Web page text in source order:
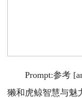
Prompt:参考
獭和虎鲸智慧与魅